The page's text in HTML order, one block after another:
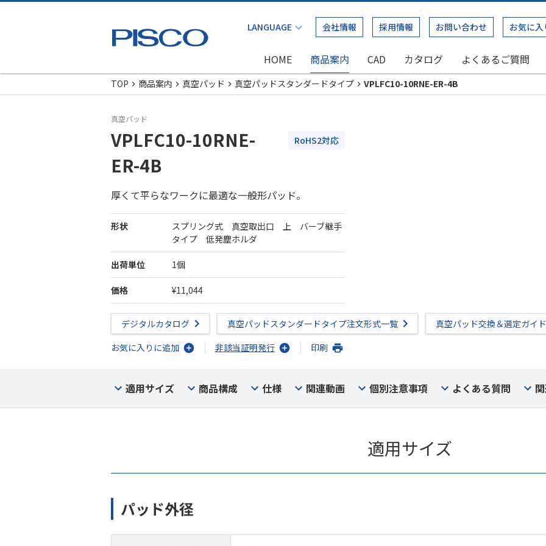
会社情報 採用情報 お問い合わせ お気に入
HOME 商品案内 CAD カタログ よくあるご質問
TOP
商品案内 真空パッド 真空パッドスタンダードタイプ VPLFC10-10RNE-ER-4B
真空パッド
VPLFC10-10RNE-
ER-4B
RoHS2対応
厚くて平らなワークに最適な一般形パッド。
形状
スプリング式 真空取出口 上 バーブ継手
タイプ 低発塵ホルダ
出荷単位 1個
価格 ¥11,044
デジタルカタログ 真空パッドスタンダードタイプ注文形式一覧
真空パッド交換＆選定ガイド
お気に入りに追加
非該当証明発行 印刷
適用サイズ 商品構成 仕様 関連動画 個別注意事項 よくある質問
適用サイズ
パッド外径